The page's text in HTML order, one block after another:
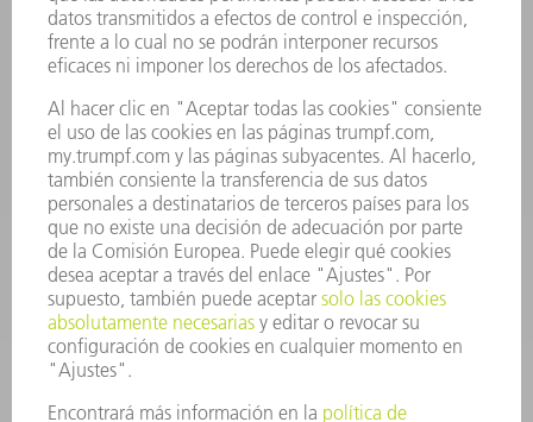
Departamento de Repuestos
+34 91 657 36 70
Viernes de 8h – 17h
repuestos@es.trumpf.com
CONTACTO
Departamento de Utillaje
+34 91 657 36 69
Lunes a Jueves de 8h – 18h
Viernes de 8h – 17h
utillaje@trumpf.com